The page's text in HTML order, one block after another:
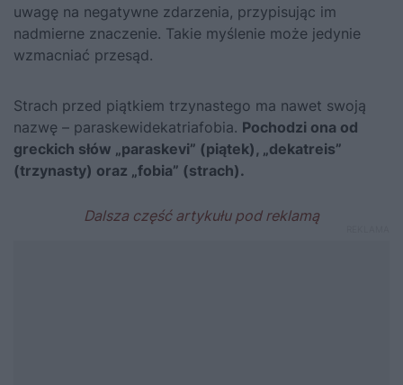
uwagę na negatywne zdarzenia, przypisując im
nadmierne znaczenie. Takie myślenie może jedynie
wzmacniać przesąd.
Strach przed piątkiem trzynastego ma nawet swoją
nazwę – paraskewidekatriafobia. Pochodzi ona od
greckich słów „paraskevi” (piątek), „dekatreis”
(trzynasty) oraz „fobia” (strach).